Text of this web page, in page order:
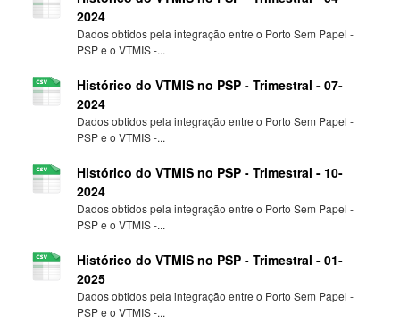
2024
Dados obtidos pela integração entre o Porto Sem Papel -
PSP e o VTMIS -...
Histórico do VTMIS no PSP - Trimestral - 07-
2024
Dados obtidos pela integração entre o Porto Sem Papel -
PSP e o VTMIS -...
Histórico do VTMIS no PSP - Trimestral - 10-
2024
Dados obtidos pela integração entre o Porto Sem Papel -
PSP e o VTMIS -...
Histórico do VTMIS no PSP - Trimestral - 01-
2025
Dados obtidos pela integração entre o Porto Sem Papel -
PSP e o VTMIS -...